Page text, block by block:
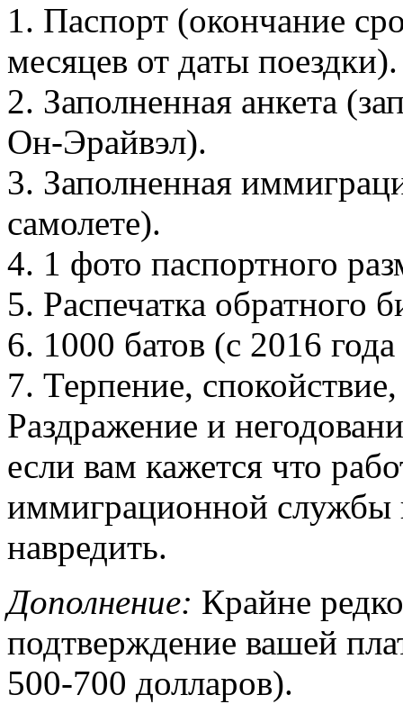
1. Паспорт (окончание
месяцев от даты поездки).
2. Заполненная анкета
Он-Эрайвэл).
3. Заполненная
самолете).
4. 1 фото паспортного
5. Распечатка обратного
6. 1000 батов (с 2016
7. Терпение,
Раздражение и
если вам кажется что
иммиграционной службы
навредить.
Дополнение: Крайне
подтверждение вашей
500-700 долларов).